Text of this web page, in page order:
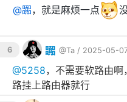
@嚻，就是麻烦一点
6 嚻 @Ta / 2025-05-
@5258，不需要软路由
路挂上路由器就行